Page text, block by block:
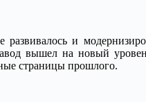
и
вышел на новый
страницы прошлого.